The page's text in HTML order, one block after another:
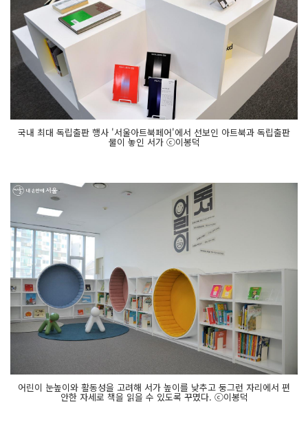
국내 최대 독립출판 행사 '서울아트북페어'에서 선보인 아트북과 독립출판
물이 놓인 서가 ⓒ이봉덕
어린이 눈높이와 활동성을 고려해 서가 높이를 낮추고 둥그런 자리에서 편
안한 자세로 책을 읽을 수 있도록 꾸몄다. ⓒ이봉덕